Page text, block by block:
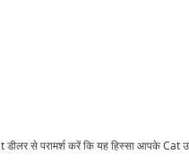
से परामर्श करें कि यह हिस्सा आपके Cat